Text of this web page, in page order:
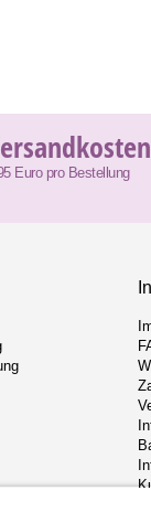
Euro pro Bestellung